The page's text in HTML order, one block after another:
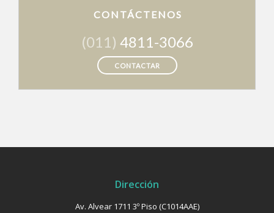
CONTÁCTENOS
(011) 4811-3066
CONTACTAR
Dirección
Av. Alvear 1711 3º Piso (C1014AAE)